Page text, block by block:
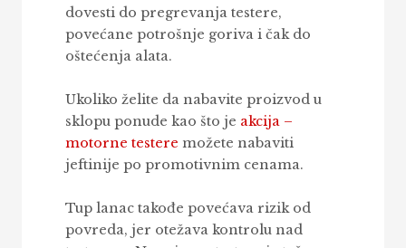
dovesti do pregrevanja testere,
povećane potrošnje goriva i čak do
oštećenja alata.
Ukoliko želite da nabavite proizvod u
sklopu ponude kao što je akcija –
motorne testere možete nabaviti
jeftinije po promotivnim cenama.
Tup lanac takođe povećava rizik od
povreda, jer otežava kontrolu nad